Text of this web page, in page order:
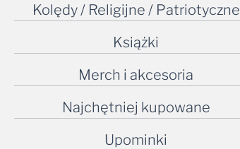
Kolędy / Religijne / Patriotyczne
Książki
Merch i akcesoria
Najchętniej kupowane
Upominki